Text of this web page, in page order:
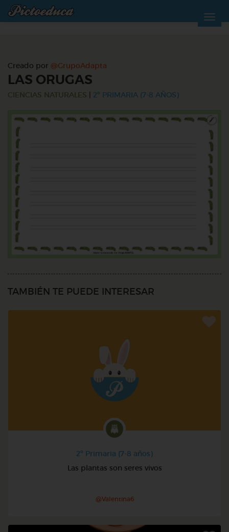
Creado por @GrupoAdapta
LAS ORUGAS
CIENCIAS NATURALES 2º PRIMARIA (7-8 AÑOS)
TAMBIÉN TE PUEDE INTERESAR
2º Primaria (7-8 años)
Las plantas son seres vivos
@Valentina6